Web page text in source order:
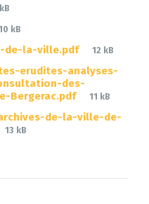
kB
de-la-ville.pdf
File
12 kB
erudites-analyses-
des-
Bergerac.pdf
File
11 kB
de-la-ville-de-
File
13 kB